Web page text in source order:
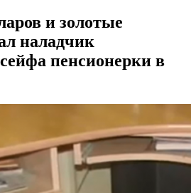
и золотые
наладчик
пенсионерки в